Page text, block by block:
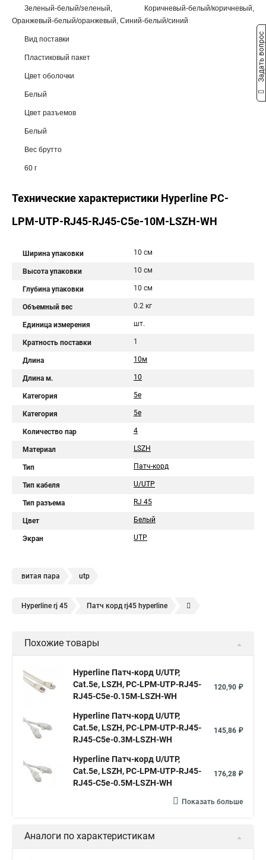
Зеленый-белый/зеленый, Коричневый-белый/коричневый,
Оранжевый-белый/оранжевый, Синий-белый/синий
Вид поставки
Пластиковый пакет
Цвет оболочки
Белый
Цвет разъемов
Белый
Вес брутто
60 г
Технические характеристики Hyperline PC-
LPM-UTP-RJ45-RJ45-C5e-10M-LSZH-WH
Ширина упаковки 10 см
Высота упаковки 10 см
Глубина упаковки 10 см
Объемный вес 0.2 кг
Единица измерения шт.
Кратность поставки 1
Длина 10м
Длина м. 10
Категория 5e
Категория 5е
Количество пар 4
Материал LSZH
Тип Патч-корд
Тип кабеля U/UTP
Тип разъема RJ 45
Цвет Белый
Экран UTP
витая пара utp
Hyperline rj 45 Патч корд rj45 hyperline
Похожие товары
Hyperline Патч-корд U/UTP,
Cat.5е, LSZH, PC-LPM-UTP-RJ45-
RJ45-C5e-0.15M-LSZH-WH
120,90 ₽
Hyperline Патч-корд U/UTP,
Cat.5е, LSZH, PC-LPM-UTP-RJ45-
RJ45-C5e-0.3M-LSZH-WH
145,86 ₽
Hyperline Патч-корд U/UTP,
Cat.5e, LSZH, PC-LPM-UTP-RJ45-
RJ45-C5e-0.5M-LSZH-WH
176,28 ₽
Показать больше
Аналоги по характеристикам
Задать вопрос